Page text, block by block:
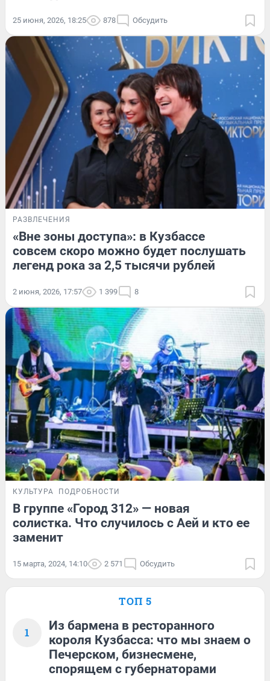
25 июня, 2026, 18:25 878 Обсудить
РАЗВЛЕЧЕНИЯ
«Вне зоны доступа»: в Кузбассе
совсем скоро можно будет послушать
легенд рока за 2,5 тысячи рублей
2 июня, 2026, 17:57 1 399 8
КУЛЬТУРА ПОДРОБНОСТИ
В группе «Город 312» — новая
солистка. Что случилось с Аей и кто ее
заменит
15 марта, 2024, 14:10 2 571 Обсудить
ТОП 5
1
Из бармена в ресторанного
короля Кузбасса: что мы знаем о
Печерском, бизнесмене,
спорящем с губернаторами